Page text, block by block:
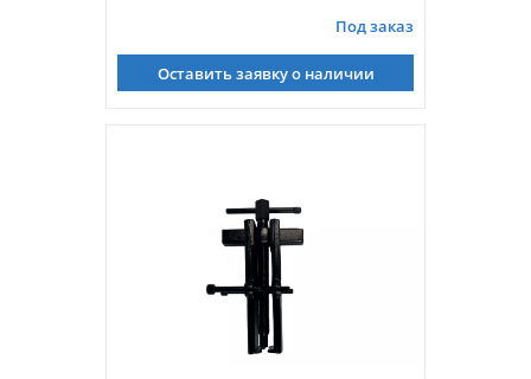
Под заказ
Оставить заявку о наличии